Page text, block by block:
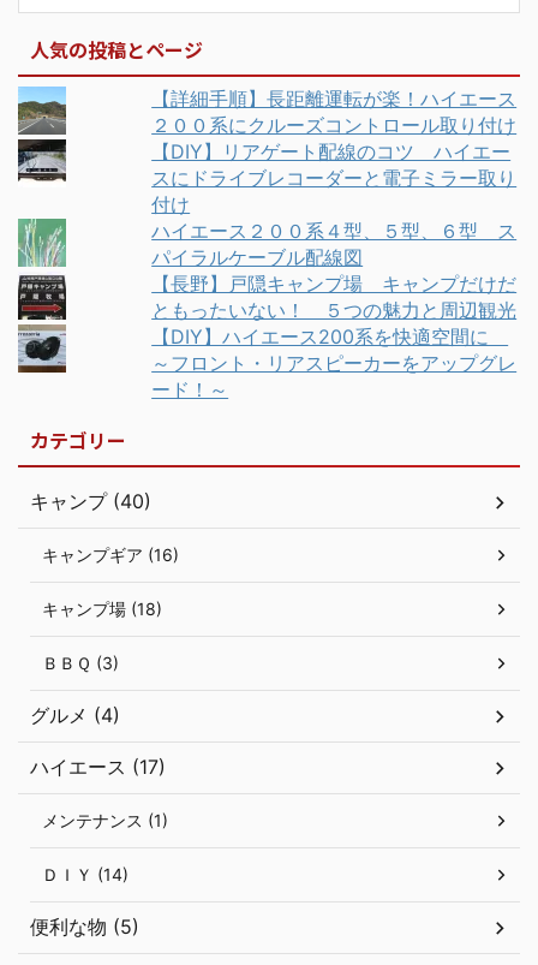
人気の投稿とページ
【詳細手順】長距離運転が楽！ハイエース
２００系にクルーズコントロール取り付け
【DIY】リアゲート配線のコツ ハイエー
スにドライブレコーダーと電子ミラー取り
付け
ハイエース２００系４型、５型、６型 ス
パイラルケーブル配線図
【長野】戸隠キャンプ場 キャンプだけだ
ともったいない！ ５つの魅力と周辺観光
【DIY】ハイエース200系を快適空間に
～フロント・リアスピーカーをアップグレ
ード！～
カテゴリー
キャンプ (40)
キャンプギア (16)
キャンプ場 (18)
ＢＢＱ (3)
グルメ (4)
ハイエース (17)
メンテナンス (1)
ＤＩＹ (14)
便利な物 (5)